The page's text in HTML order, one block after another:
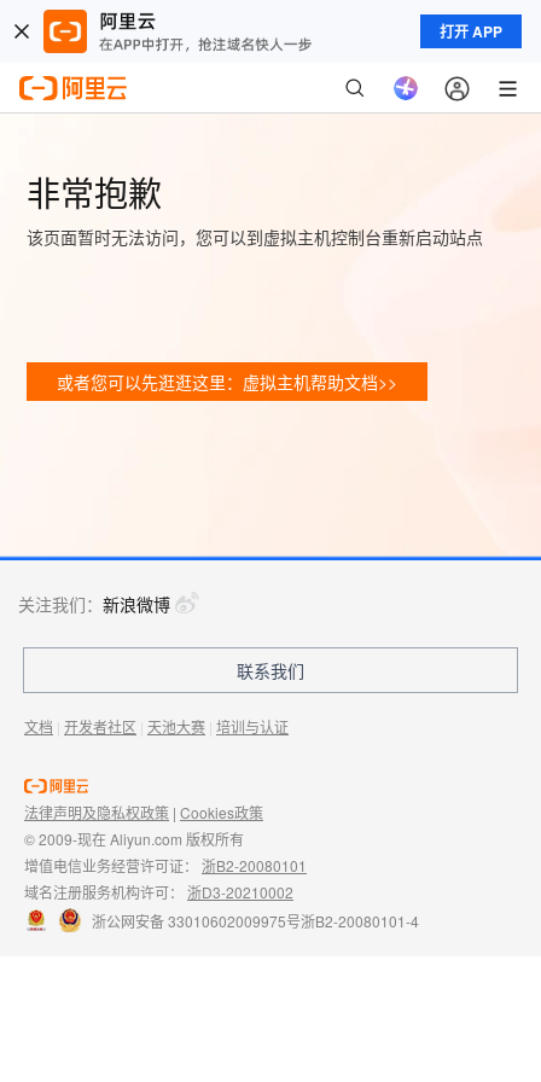
打开 APP
非常抱歉
该页面暂时无法访问，您可以到虚拟主机控制台重新启动站点
或者您可以先逛逛这里：虚拟主机帮助文档>>